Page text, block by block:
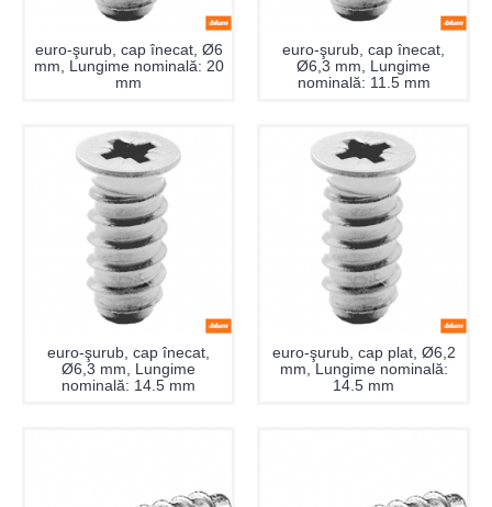
euro-şurub, cap înecat, Ø6
mm, Lungime nominală: 20
mm
euro-şurub, cap înecat,
Ø6,3 mm, Lungime
nominală: 11.5 mm
euro-şurub, cap înecat,
Ø6,3 mm, Lungime
nominală: 14.5 mm
euro-şurub, cap plat, Ø6,2
mm, Lungime nominală:
14.5 mm